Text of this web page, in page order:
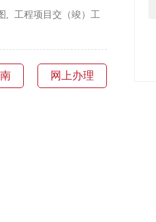
, 工程项目交（竣）工
网上办理